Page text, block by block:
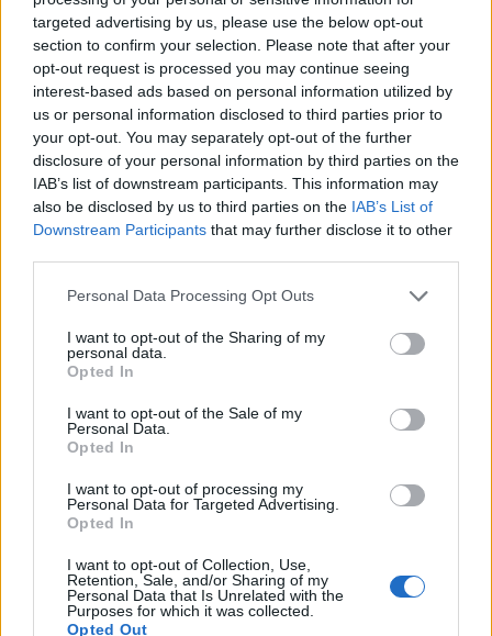
targeted advertising by us, please use the below opt-out
section to confirm your selection. Please note that after your
opt-out request is processed you may continue seeing
interest-based ads based on personal information utilized by
us or personal information disclosed to third parties prior to
your opt-out. You may separately opt-out of the further
disclosure of your personal information by third parties on the
IAB’s list of downstream participants. This information may
also be disclosed by us to third parties on the IAB’s List of
Downstream Participants that may further disclose it to other
Please note that this website/app uses one or more Google
not limited to your visit or usage behaviour. You may click to
grant or deny consent to Google and its third-party tags to
use your data for below specified purposes in below Google
consent section.
Personal Data Processing Opt Outs
I want to opt-out of the Sharing of my
personal data.
Opted In
I want to opt-out of the Sale of my
Personal Data.
Opted In
I want to opt-out of processing my
Personal Data for Targeted Advertising.
Opted In
I want to opt-out of Collection, Use,
Retention, Sale, and/or Sharing of my
Personal Data that Is Unrelated with the
Purposes for which it was collected.
Opted Out
Eagle-Eye Cherry Budapestre is
elhozza a Save Tonightot
srecorder•2026. július 02.
énekes 2023-as Back On Track lemezével tért vissza
egy önbizalomhiánnyal és bizonytalanságokkal teli
időszak után, tavalyi albumával (Become A Light)
pedig folytatja a megkezdett utat, és november 23-
án az Akváriumban ad önálló klubkoncertet.